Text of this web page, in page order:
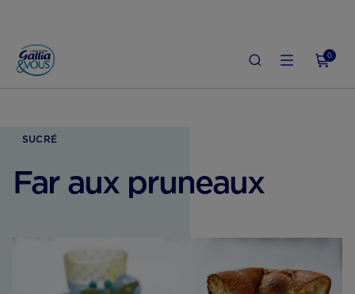
0
ACCUEIL FAR AUX PRUNEAUX
SUCRÉ
Far aux pruneaux